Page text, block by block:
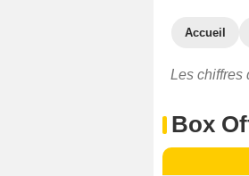
Accueil
Les chiffres
Box